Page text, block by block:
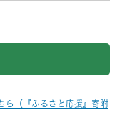
ら（『ふるさと応援』寄附